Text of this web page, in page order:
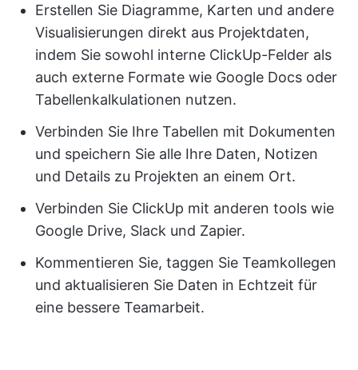
Erstellen Sie Diagramme, Karten und andere
Visualisierungen direkt aus Projektdaten,
indem Sie sowohl interne ClickUp-Felder als
auch externe Formate wie Google Docs oder
Tabellenkalkulationen nutzen.
Verbinden Sie Ihre Tabellen mit Dokumenten
und speichern Sie alle Ihre Daten, Notizen
und Details zu Projekten an einem Ort.
Verbinden Sie ClickUp mit anderen tools wie
Google Drive, Slack und Zapier.
Kommentieren Sie, taggen Sie Teamkollegen
und aktualisieren Sie Daten in Echtzeit für
eine bessere Teamarbeit.